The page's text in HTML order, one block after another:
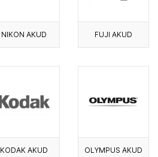
NIKON AKUD FUJI AKUD
KODAK AKUD OLYMPUS AKUD